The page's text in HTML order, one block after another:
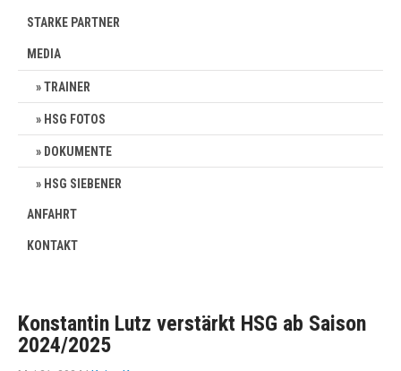
STARKE PARTNER
MEDIA
TRAINER
HSG FOTOS
DOKUMENTE
HSG SIEBENER
ANFAHRT
KONTAKT
Konstantin Lutz verstärkt HSG ab Saison
2024/2025